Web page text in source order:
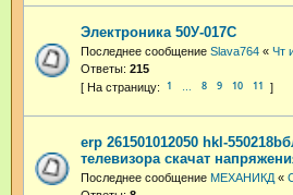
Электроника 50У-017С
Последнее сообщение Slava764 « Чт
Ответы: 215
1 8 9 10 11
erp 261501012050 hkl-
телевизора скачат
Последнее сообщение МЕХАНИКД«